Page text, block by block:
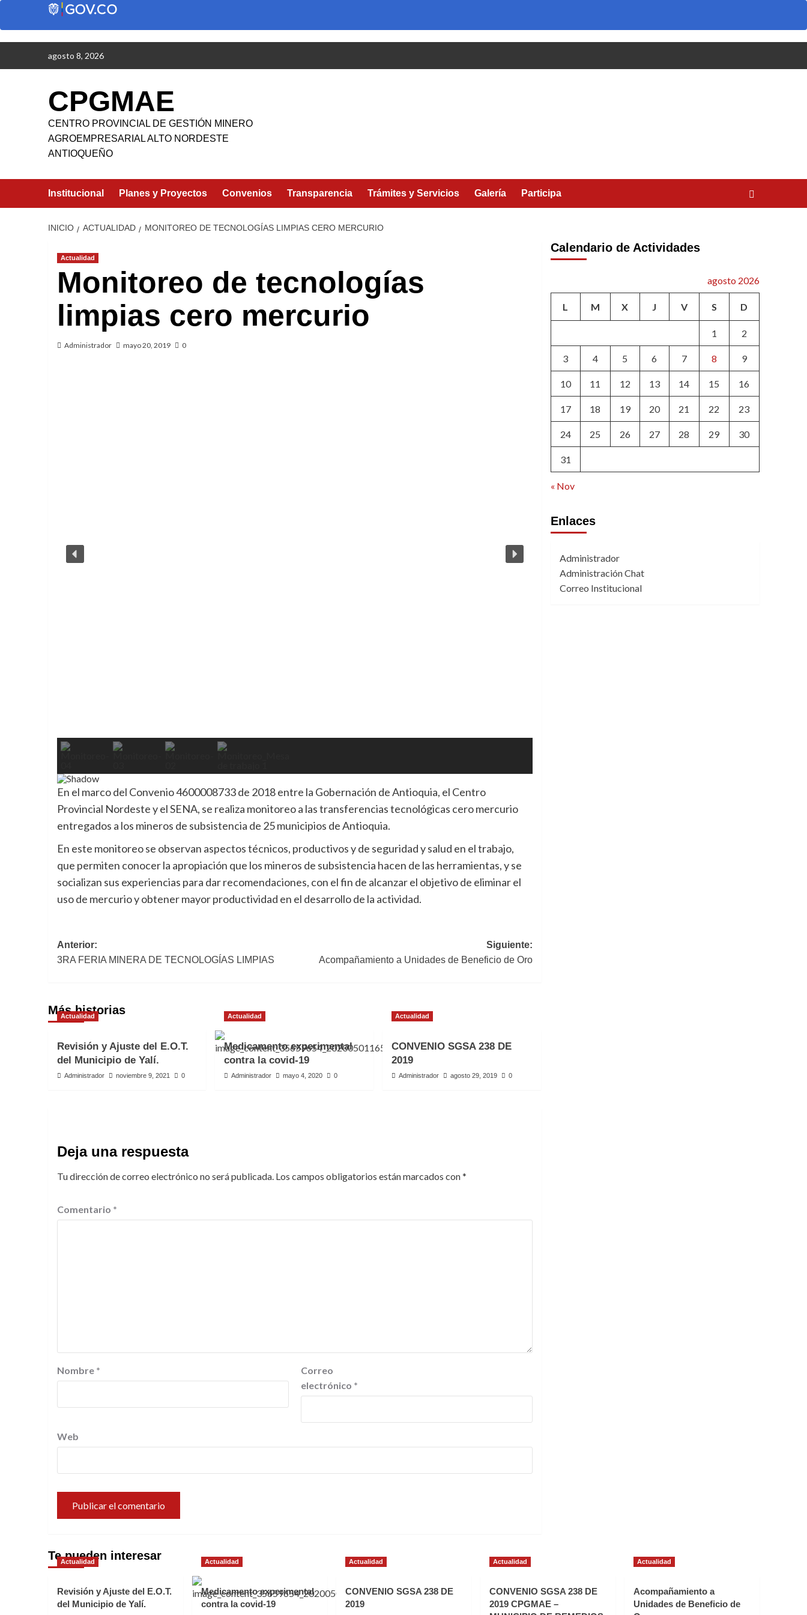
agosto 8, 2026
CPGMAE
CENTRO PROVINCIAL DE GESTIÓN MINERO
AGROEMPRESARIAL ALTO NORDESTE
ANTIOQUEÑO
Institucional Planes y Proyectos Convenios Transparencia Trámites y Servicios Galería Participa
INICIO ACTUALIDAD MONITOREO DE TECNOLOGÍAS LIMPIAS CERO MERCURIO
Actualidad
Monitoreo de tecnologías
limpias cero mercurio
Administrador mayo 20, 2019 0
En el marco del Convenio 4600008733 de 2018 entre la Gobernación de Antioquia, el Centro
Provincial Nordeste y el SENA, se realiza monitoreo a las transferencias tecnológicas cero mercurio
entregados a los mineros de subsistencia de 25 municipios de Antioquia.
En este monitoreo se observan aspectos técnicos, productivos y de seguridad y salud en el trabajo,
que permiten conocer la apropiación que los mineros de subsistencia hacen de las herramientas, y se
socializan sus experiencias para dar recomendaciones, con el fin de alcanzar el objetivo de eliminar el
uso de mercurio y obtener mayor productividad en el desarrollo de la actividad.
Navegación
de
Anterior:
3RA FERIA MINERA DE TECNOLOGÍAS LIMPIAS
Siguiente:
Acompañamiento a Unidades de Beneficio de Oro
Más historias
Actualidad
Revisión y Ajuste del E.O.T.
del Municipio de Yalí.
Administrador noviembre 9, 2021 0
Actualidad
Medicamento experimental
contra la covid-19
Administrador mayo 4, 2020 0
Actualidad
CONVENIO SGSA 238 DE
2019
Administrador agosto 29, 2019 0
Deja una respuesta
Tu dirección de correo electrónico no será publicada. Los campos obligatorios están marcados con*
Comentario *
Nombre *
Correo
electrónico *
Web
Calendario de Actividades
agosto 2026
L M X J V S D
1 2
3 4 5 6 7 8 9
10 11 12 13 14 15 16
17 18 19 20 21 22 23
24 25 26 27 28 29 30
31
« Nov
Enlaces
Administrador
Administración Chat
Correo Institucional
Te pueden interesar
Actualidad
Revisión y Ajuste del E.O.T.
del Municipio de Yalí.
Actualidad
Medicamento experimental
contra la covid-19
Actualidad
CONVENIO SGSA 238 DE
2019
Actualidad
CONVENIO SGSA 238 DE
2019 CPGMAE –
Actualidad
Acompañamiento a
Unidades de Beneficio de